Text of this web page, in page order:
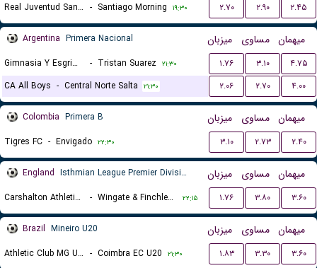
Real Juventud San Joaquin - Santiago Morning ۱۹:۳۰ ۲.۷۰ ۲.۹۰ ۲.۴۵
Argentina Primera Nacional میزبان مساوی میهمان
Gimnasia Y Esgrima de Jujuy - Tristan Suarez ۲۱:۳۰ ۱.۷۶ ۳.۱۰
۴.۷۵
CA All Boys - Central Norte Salta ۲۱:۳۰ ۲.۰۶ ۲.۷۰ ۴.۰۰
Colombia Primera B میزبان مساوی میهمان
Tigres FC - Envigado ۲۲:۳۰ ۳.۱۰ ۲.۷۳ ۲.۴۰
England Isthmian League Premier Division میزبان مساوی میهمان
Carshalton Athletic FC - Wingate & Finchley FC ۲۲:۱۵ ۱.۷۶ ۳.۸۰ ۳.۶۰
Brazil Mineiro U20 میزبان مساوی میهمان
Athletic Club MG U20 - Coimbra EC U20 ۲۱:۳۰ ۱.۸۳ ۳.۳۰ ۳.۶۰